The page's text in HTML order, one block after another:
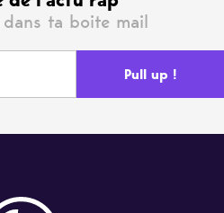
ta boite mail